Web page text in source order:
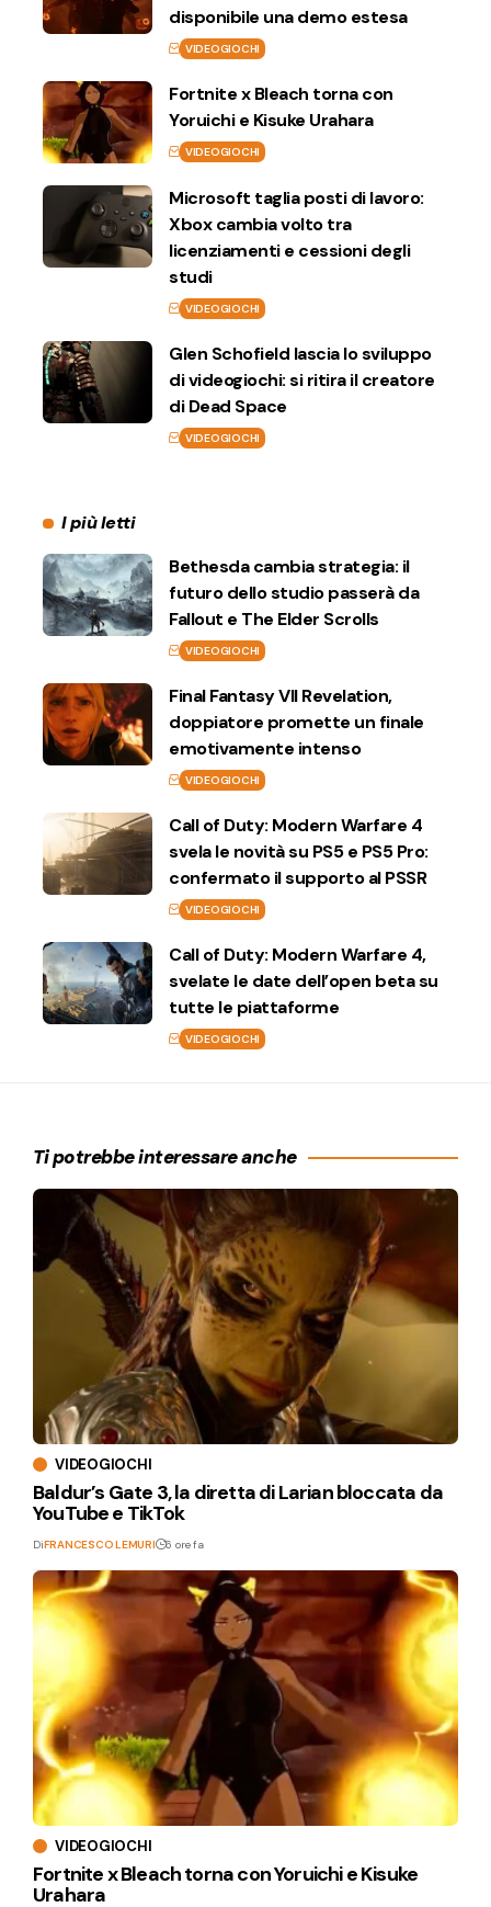
disponibile una demo estesa
VIDEOGIOCHI
Fortnite x Bleach torna con
Yoruichi e Kisuke Urahara
VIDEOGIOCHI
Microsoft taglia posti di lavoro:
Xbox cambia volto tra
licenziamenti e cessioni degli
studi
VIDEOGIOCHI
Glen Schofield lascia lo sviluppo
di videogiochi: si ritira il creatore
di Dead Space
VIDEOGIOCHI
I più letti
Bethesda cambia strategia: il
futuro dello studio passerà da
Fallout e The Elder Scrolls
VIDEOGIOCHI
Final Fantasy VII Revelation,
doppiatore promette un finale
emotivamente intenso
VIDEOGIOCHI
Call of Duty: Modern Warfare 4
svela le novità su PS5 e PS5 Pro:
confermato il supporto al PSSR
VIDEOGIOCHI
Call of Duty: Modern Warfare 4,
svelate le date dell’open beta su
tutte le piattaforme
VIDEOGIOCHI
Ti potrebbe interessare anche
VIDEOGIOCHI
Baldur’s Gate 3, la diretta di Larian bloccata da
YouTube e TikTok
DiFRANCESCO LEMURI 6 ore fa
VIDEOGIOCHI
Fortnite x Bleach torna con Yoruichi e Kisuke
Urahara